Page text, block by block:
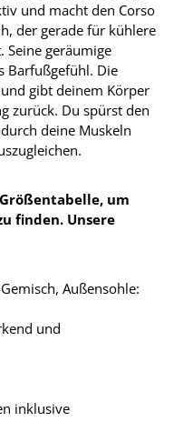
und macht den Corso
der gerade für kühlere
Seine geräumige
Barfußgefühl. Die
gibt deinem Körper
zurück. Du spürst den
deine Muskeln
um
finden. Unsere
Außensohle:
und
inklusive